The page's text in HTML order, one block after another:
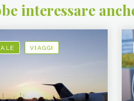
interessare
VIAGGI